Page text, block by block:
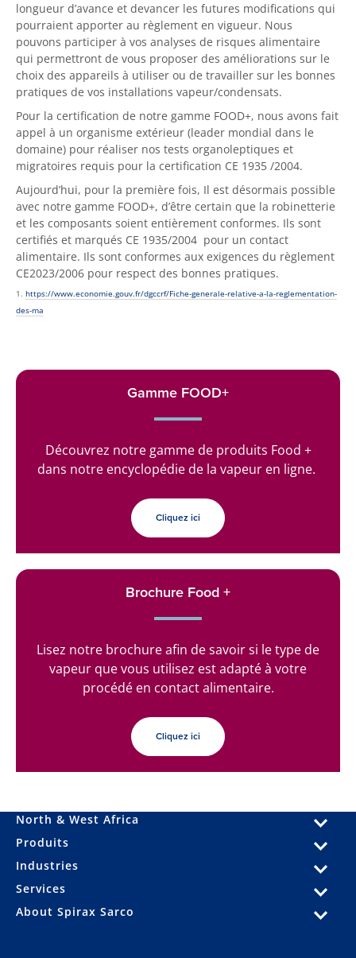
longueur d’avance et devancer les futures modifications qui
pourraient apporter au règlement en vigueur. Nous
pouvons participer à vos analyses de risques alimentaire
qui permettront de vous proposer des améliorations sur le
choix des appareils à utiliser ou de travailler sur les bonnes
pratiques de vos installations vapeur/condensats.
Pour la certification de notre gamme FOOD+, nous avons fait
appel à un organisme extérieur (leader mondial dans le
domaine) pour réaliser nos tests organoleptiques et
migratoires requis pour la certification CE 1935 /2004.
Aujourd’hui, pour la première fois, Il est désormais possible
avec notre gamme FOOD+, d’être certain que la robinetterie
et les composants soient entièrement conformes. Ils sont
certifiés et marqués CE 1935/2004 pour un contact
alimentaire. Ils sont conformes aux exigences du règlement
CE2023/2006 pour respect des bonnes pratiques.
1. https://www.economie.gouv.fr/dgccrf/Fiche-generale-relative-a-la-reglementation-
des-ma
Gamme FOOD+
Découvrez notre gamme de produits Food +
dans notre encyclopédie de la vapeur en ligne.
Cliquez ici
Brochure Food +
Lisez notre brochure afin de savoir si le type de
vapeur que vous utilisez est adapté à votre
procédé en contact alimentaire.
Cliquez ici
North & West Africa
Produits
Industries
Services
About Spirax Sarco